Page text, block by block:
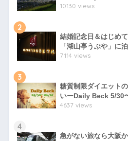
10130 views
2
結婚記念日＆はじめ
「湖山亭うぶや」に
7114 views
3
糖質制限ダイエット
いーDaily Beck 5/30
4637 views
4
急がない旅なら大阪